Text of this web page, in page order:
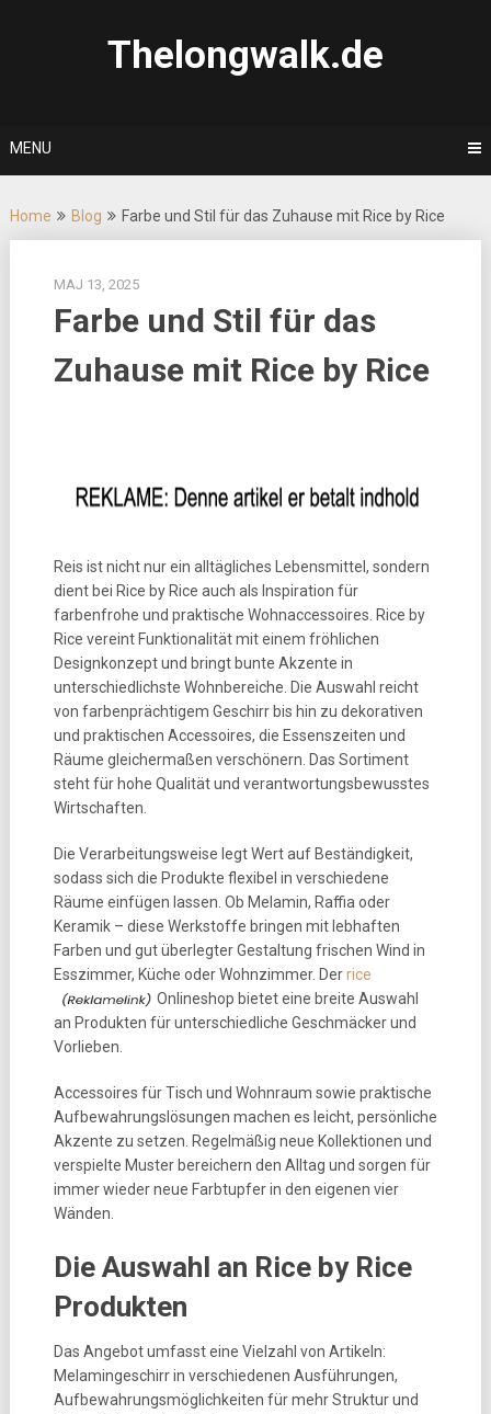
Thelongwalk.de
MENU
Home Blog Farbe und Stil für das Zuhause mit Rice by Rice
MAJ 13, 2025
Farbe und Stil für das
Zuhause mit Rice by Rice
Reis ist nicht nur ein alltägliches Lebensmittel, sondern
dient bei Rice by Rice auch als Inspiration für
farbenfrohe und praktische Wohnaccessoires. Rice by
Rice vereint Funktionalität mit einem fröhlichen
Designkonzept und bringt bunte Akzente in
unterschiedlichste Wohnbereiche. Die Auswahl reicht
von farbenprächtigem Geschirr bis hin zu dekorativen
und praktischen Accessoires, die Essenszeiten und
Räume gleichermaßen verschönern. Das Sortiment
steht für hohe Qualität und verantwortungsbewusstes
Wirtschaften.
Die Verarbeitungsweise legt Wert auf Beständigkeit,
sodass sich die Produkte flexibel in verschiedene
Räume einfügen lassen. Ob Melamin, Raffia oder
Keramik – diese Werkstoffe bringen mit lebhaften
Farben und gut überlegter Gestaltung frischen Wind in
Esszimmer, Küche oder Wohnzimmer. Derrice
Onlineshop bietet eine breite Auswahl
an Produkten für unterschiedliche Geschmäcker und
Vorlieben.
Accessoires für Tisch und Wohnraum sowie praktische
Aufbewahrungslösungen machen es leicht, persönliche
Akzente zu setzen. Regelmäßig neue Kollektionen und
verspielte Muster bereichern den Alltag und sorgen für
immer wieder neue Farbtupfer in den eigenen vier
Wänden.
Die Auswahl an Rice by Rice
Produkten
Das Angebot umfasst eine Vielzahl von Artikeln:
Melamingeschirr in verschiedenen Ausführungen,
Aufbewahrungsmöglichkeiten für mehr Struktur und